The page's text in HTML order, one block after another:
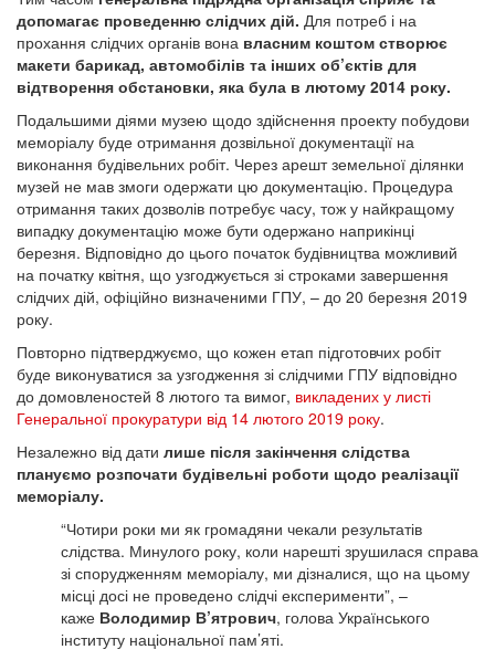
допомагає проведенню слідчих дій. Для потреб і на
прохання слідчих органів вона власним коштом створює
макети барикад, автомобілів та інших об’єктів для
відтворення обстановки, яка була в лютому 2014 року.
Подальшими діями музею щодо здійснення проекту побудови
меморіалу буде отримання дозвільної документації на
виконання будівельних робіт. Через арешт земельної ділянки
музей не мав змоги одержати цю документацію. Процедура
отримання таких дозволів потребує часу, тож у найкращому
випадку документацію може бути одержано наприкінці
березня. Відповідно до цього початок будівництва можливий
на початку квітня, що узгоджується зі строками завершення
слідчих дій, офіційно визначеними ГПУ, – до 20 березня 2019
року.
Повторно підтверджуємо, що кожен етап підготовчих робіт
буде виконуватися за узгодження зі слідчими ГПУ відповідно
до домовленостей 8 лютого та вимог, викладених у листі
Генеральної прокуратури від 14 лютого 2019 року.
Незалежно від дати лише після закінчення слідства
плануємо розпочати будівельні роботи щодо реалізації
меморіалу.
“Чотири роки ми як громадяни чекали результатів
слідства. Минулого року, коли нарешті зрушилася справа
зі спорудженням меморіалу, ми дізналися, що на цьому
місці досі не проведено слідчі експерименти”, –
каже Володимир В’ятрович, голова Українського
інституту національної пам’яті.